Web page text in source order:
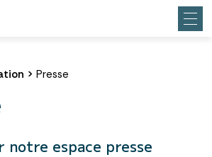
> Presse
notre espace presse